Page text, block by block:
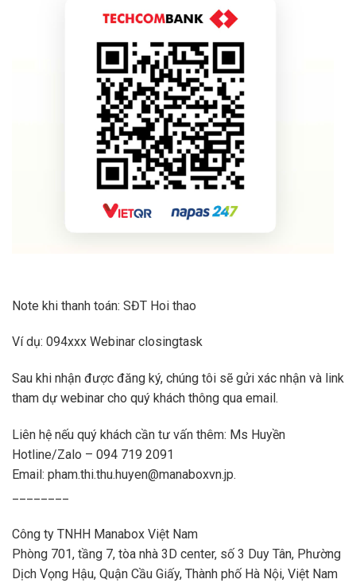
Note khi thanh toán: SĐT Hoi thao
Ví dụ: 094xxx Webinar closingtask
Sau khi nhận được đăng ký, chúng tôi sẽ gửi xác nhận và link
tham dự webinar cho quý khách thông qua email.
Liên hệ nếu quý khách cần tư vấn thêm: Ms Huyền
Hotline/Zalo – 094 719 2091
Email: pham.thi.thu.huyen@manaboxvn.jp.
Công ty TNHH Manabox Việt Nam
Phòng 701, tầng 7, tòa nhà 3D center, số 3 Duy Tân, Phường
Dịch Vọng Hậu, Quận Cầu Giấy, Thành phố Hà Nội, Việt Nam